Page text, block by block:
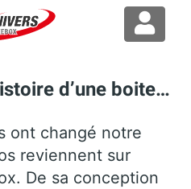
d’une boite…
ont changé notre
reviennent sur
De sa conception